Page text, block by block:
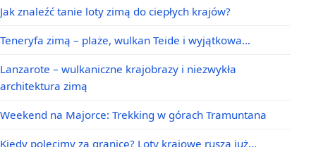
Jak znaleźć tanie loty zimą do ciepłych krajów?
Teneryfa zimą – plaże, wulkan Teide i wyjątkowa…
Lanzarote – wulkaniczne krajobrazy i niezwykła
architektura zimą
Weekend na Majorce: Trekking w górach Tramuntana
Kiedy polecimy za granicę? Loty krajowe ruszą już…